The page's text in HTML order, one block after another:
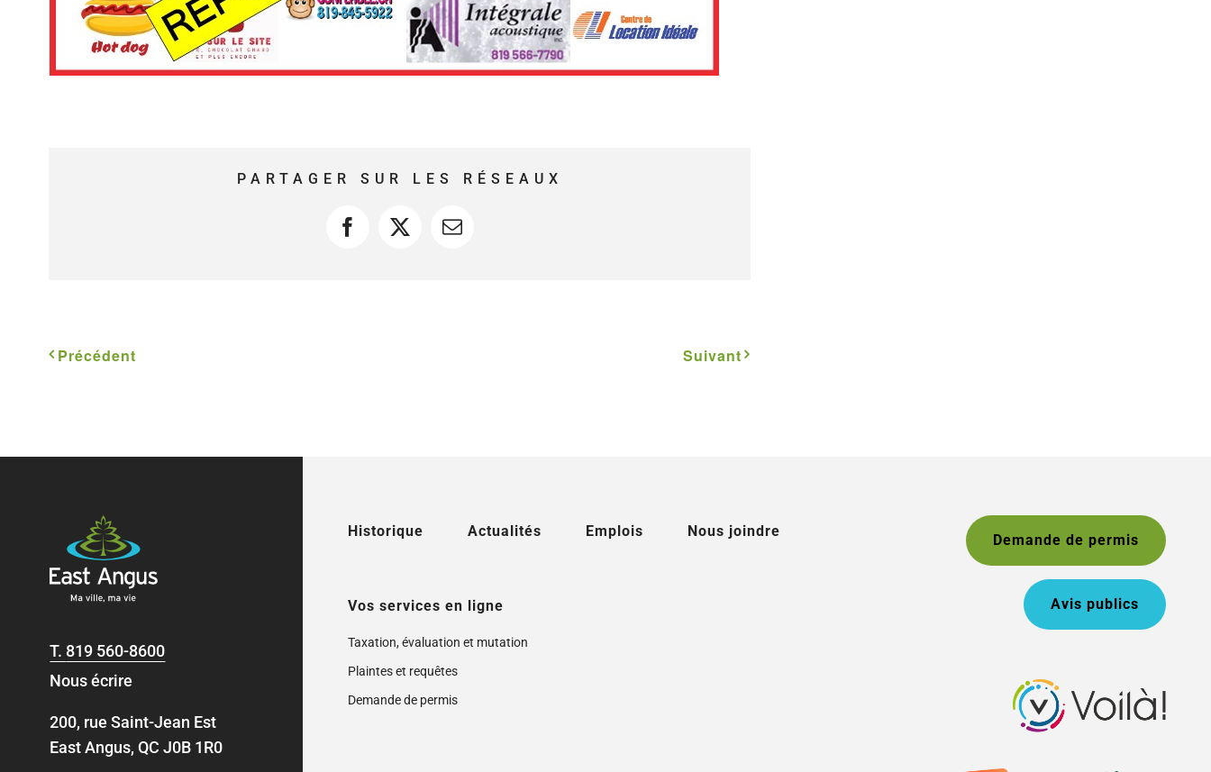
PARTAGER SUR LES RÉSEAUX
Facebook
X Courriel
Précédent Suivant
T. 819 560-8600
Nous écrire
200, rue Saint-Jean Est
East Angus, QC J0B 1R0
Historique Actualités Emplois Nous joindre
Vos services en ligne
Taxation, évaluation et mutation
Plaintes et requêtes
Demande de permis
Demande de permis
Avis publics